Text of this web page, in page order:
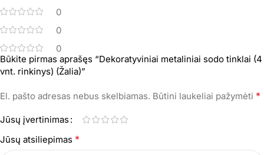
0
0
0
Būkite pirmas aprašęs “Dekoratyviniai metaliniai sodo tinklai (4
vnt. rinkinys) (Žalia)”
El. pašto adresas nebus skelbiamas. Būtini laukeliai pažymėti *
Jūsų įvertinimas
Jūsų atsiliepimas *